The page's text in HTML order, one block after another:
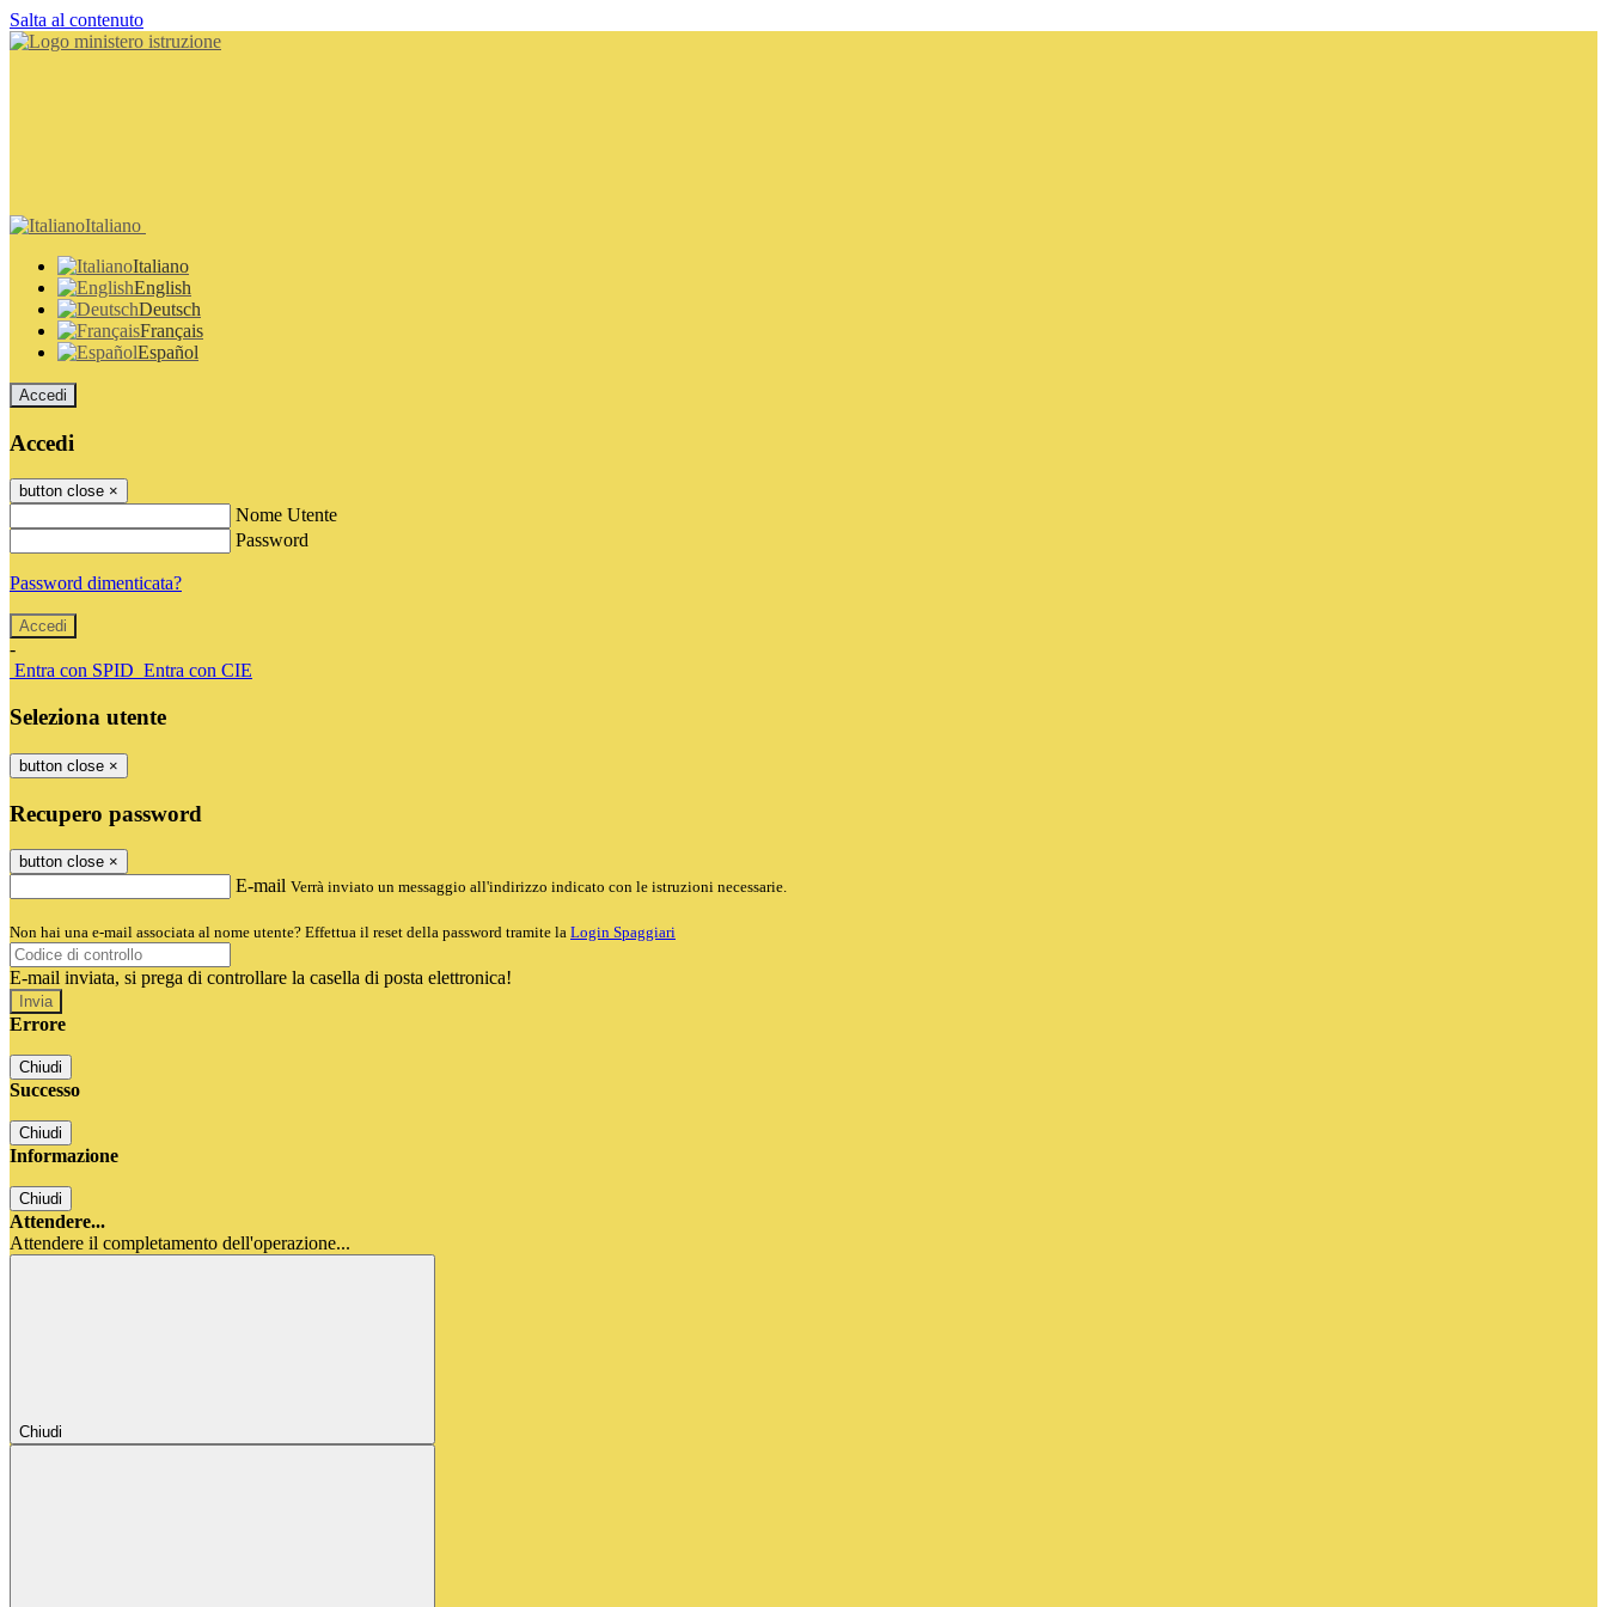
Salta al contenuto
Italiano
Italiano
English
Deutsch
Français
Español
Accedi
Accedi
button close ×
Nome Utente
Password
Password dimenticata?
-
Entra con SPID Entra con CIE
Seleziona utente
button close ×
Recupero password
button close ×
E-mail Verrà inviato un messaggio all'indirizzo indicato con le istruzioni necessarie.
Non hai una e-mail associata al nome utente? Effettua il reset della password tramite la Login Spaggiari
E-mail inviata, si prega di controllare la casella di posta elettronica!
Errore
Chiudi
Successo
Chiudi
Informazione
Chiudi
Attendere...
Attendere il completamento dell'operazione...
Chiudi